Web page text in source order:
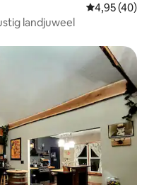
Gemiddelde
4,95 (40)
landjuweel